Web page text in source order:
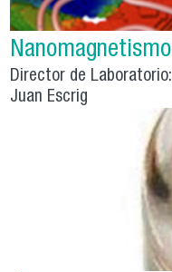
Nanomagnetismo
Director de Laboratorio:
Juan Escrig